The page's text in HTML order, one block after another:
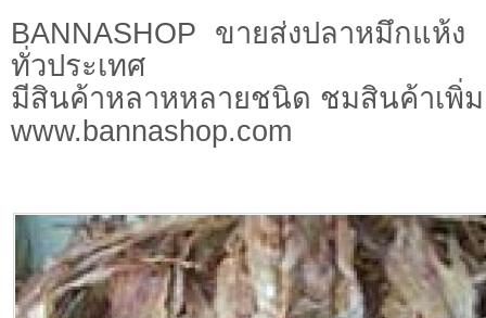
BANNASHOP ขายส่งปลาหมึกแห้
ทั่วประเทศ
มีสินค้าหลาหหลายชนิด ชมสินค้าเพิ่
www.bannashop.com